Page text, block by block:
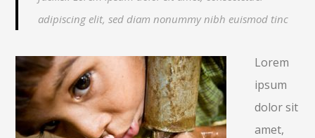
adipiscing elit, sed diam nonummy nibh euismod tinc
Lorem
ipsum
dolor sit
amet,